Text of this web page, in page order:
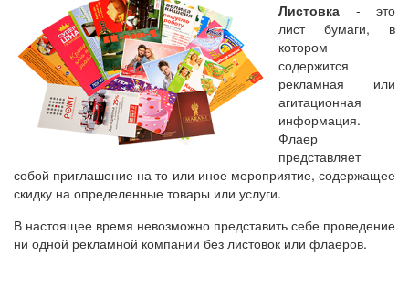
Листовка - это
лист бумаги, в
котором
содержится
рекламная или
агитационная
информация.
Флаер
представляет
собой приглашение на то или иное мероприятие, содержащее
скидку на определенные товары или услуги.
В настоящее время невозможно представить себе проведение
ни одной рекламной компании без листовок или флаеров.